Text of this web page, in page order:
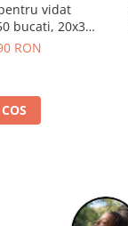
vidat
bucati, 20x30
sous vide,
RON